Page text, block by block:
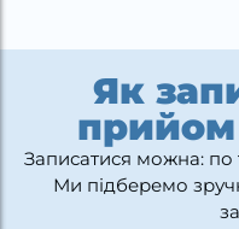
Як
прийом
Записатися можна: по
Ми підберемо